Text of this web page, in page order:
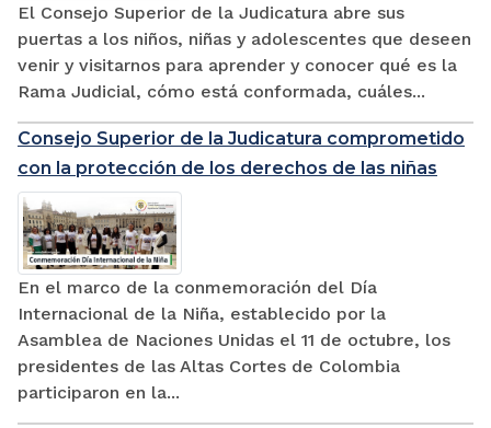
El Consejo Superior de la Judicatura abre sus
puertas a los niños, niñas y adolescentes que deseen
venir y visitarnos para aprender y conocer qué es la
Rama Judicial, cómo está conformada, cuáles...
Consejo Superior de la Judicatura comprometido
con la protección de los derechos de las niñas
En el marco de la conmemoración del Día
Internacional de la Niña, establecido por la
Asamblea de Naciones Unidas el 11 de octubre, los
presidentes de las Altas Cortes de Colombia
participaron en la...